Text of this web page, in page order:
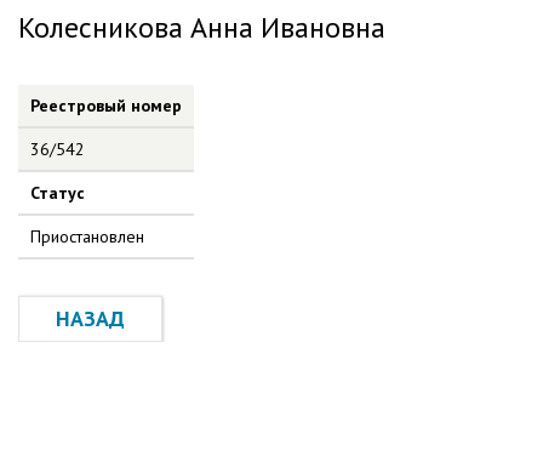
Колесникова Анна Ивановна
Реестровый номер
36/542
Статус
Приостановлен
НАЗАД